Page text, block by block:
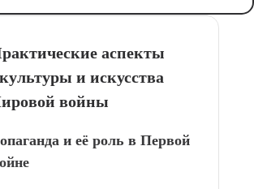
аспекты
и искусства
войны
и её роль в Первой